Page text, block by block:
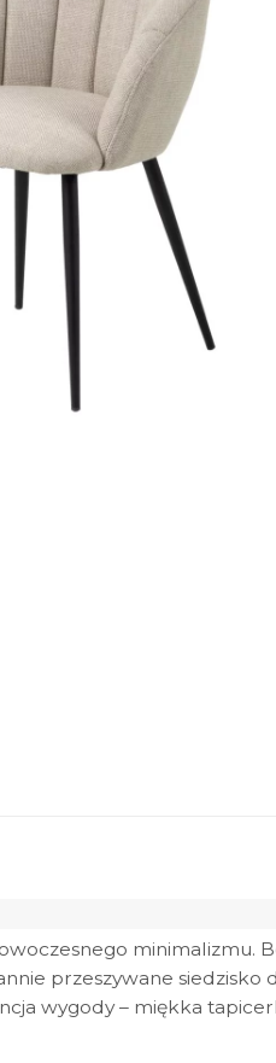
przeszywane
wygody – miękka